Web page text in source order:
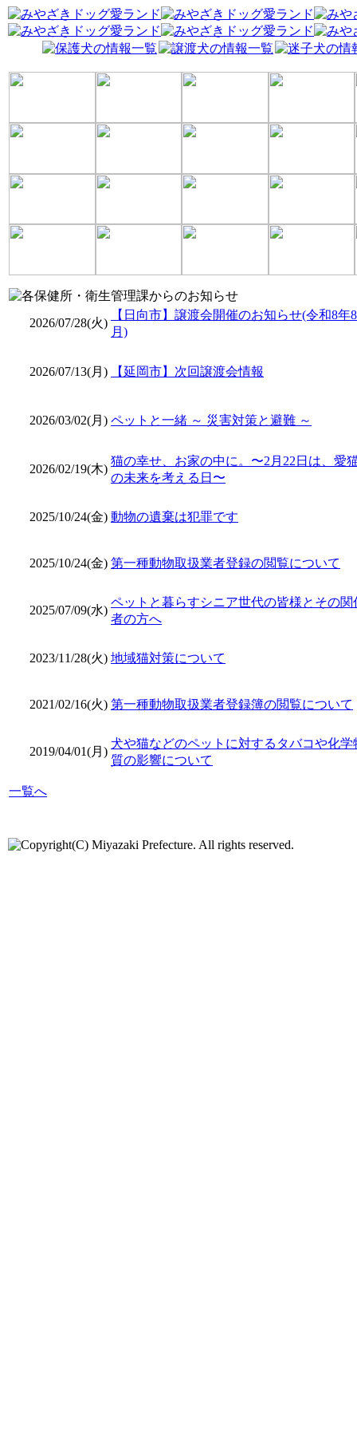
2026/07/28(火)
【日向市】譲渡会開催のお知らせ(令和8年8
月)
2026/07/13(月) 【延岡市】次回譲渡会情報
2026/03/02(月) ペットと一緒 ～ 災害対策と避難 ～
2026/02/19(木)
猫の幸せ、お家の中に。〜2月22日は、愛
の未来を考える日〜
2025/10/24(金) 動物の遺棄は犯罪です
2025/10/24(金) 第一種動物取扱業者登録の閲覧について
2025/07/09(水)
ペットと暮らすシニア世代の皆様とその関
者の方へ
2023/11/28(火) 地域猫対策について
2021/02/16(火) 第一種動物取扱業者登録簿の閲覧について
2019/04/01(月)
犬や猫などのペットに対するタバコや化学
質の影響について
一覧へ